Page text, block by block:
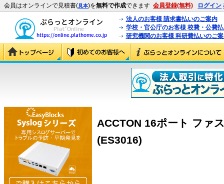
会員はオンラインで見積書(見本)を無料で作成できます 会員登録(無料) ログイン
法人のお客様 請求書払いのご案内
学校・官公庁のお客様 校費・公費
研究機関のお客様 科研費払いのご
ACCTON 16ポート ファ
(ES3016)